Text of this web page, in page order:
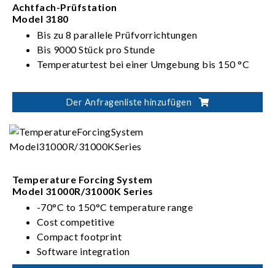
Achtfach-Prüfstation
Model 3180
Bis zu 8 parallele Prüfvorrichtungen
Bis 9000 Stück pro Stunde
Temperaturtest bei einer Umgebung bis 150 °C
Der Anfragenliste hinzufügen
Temperature Forcing System
Model 31000R/31000K Series
-70°C to 150°C temperature range
Cost competitive
Compact footprint
Software integration
Configurable rack mounting